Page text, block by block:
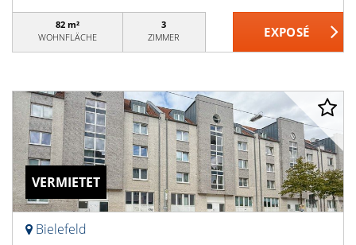
82 m²
WOHNFLÄCHE
3
ZIMMER
VERMIETET
Bielefeld